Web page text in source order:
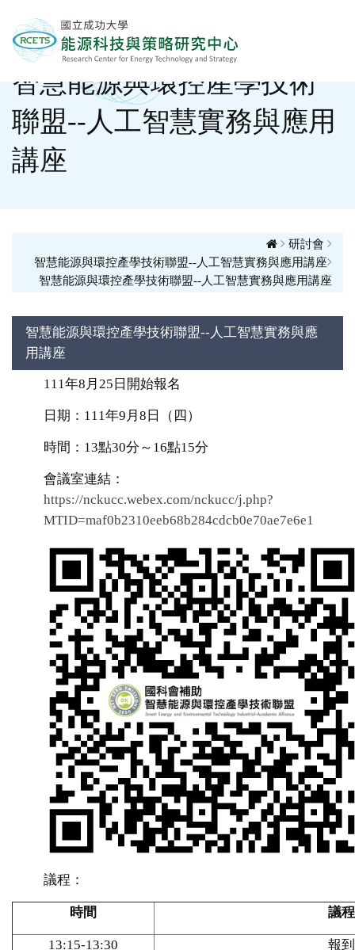
智慧能源與環控產學技術
聯盟--人工智慧實務與應用
講座
研討會
智慧能源與環控產學技術聯盟--人工智慧實務與應用講座
智慧能源與環控產學技術聯盟--人工智慧實務與應用講座
智慧能源與環控產學技術聯盟--人工智慧實務與應
用講座
111年8月25日開始報名
日期：111年9月8日（四）
時間：13點30分～16點15分
會議室連結：
https://nckucc.webex.com/nckucc/j.php?
MTID=maf0b2310eeb68b284cdcb0e70ae7e6e1
議程：
時間 議程
13:15-13:30 報到